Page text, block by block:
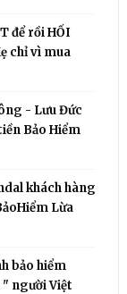
để rồi HỐI
chỉ vì mua
- Lưu Đức
Bảo Hiểm
khách hàng
Lừa
bảo hiểm
" người Việt